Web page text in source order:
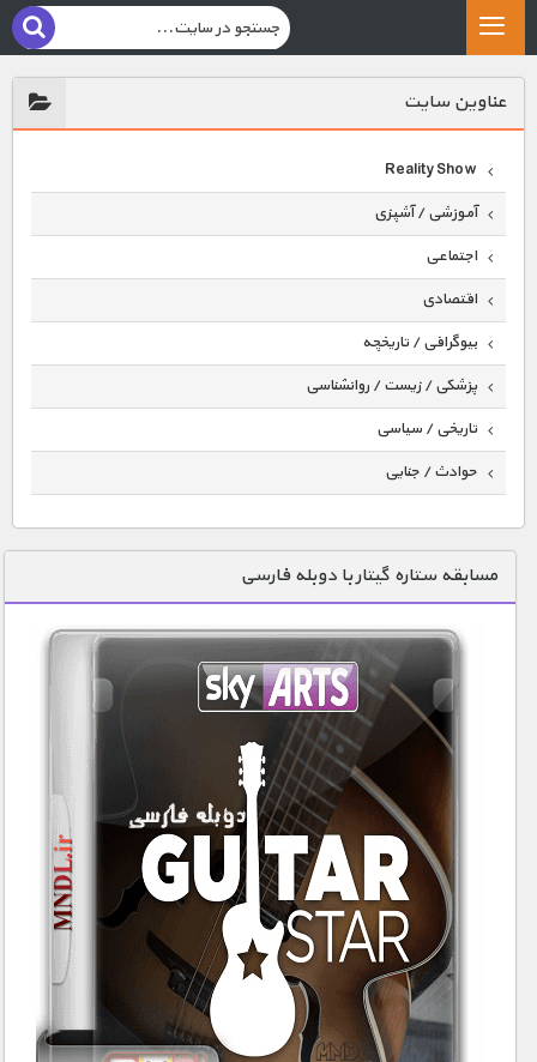
عناوين سايت
Reality Show
آموزشی / آشپزی
اجتماعی
اقتصادی
بیوگرافی / تاریخچه
پزشکی / زیست / روانشناسی
تاریخی / سیاسی
حوادث / جنایی
دنیای خوراکی ها
زمین شناسی / محیط زیست
سازه/ معماری/ مهندسی
سرگرمی
شناخت کودکان
طبیعت
علم و فناوری
فرهنگ / هنر
کیهان / نجوم
گردشگری
ماورایی
مسابقات / ورزشی
مسابقه ستاره گیتار با دوبله فارسی